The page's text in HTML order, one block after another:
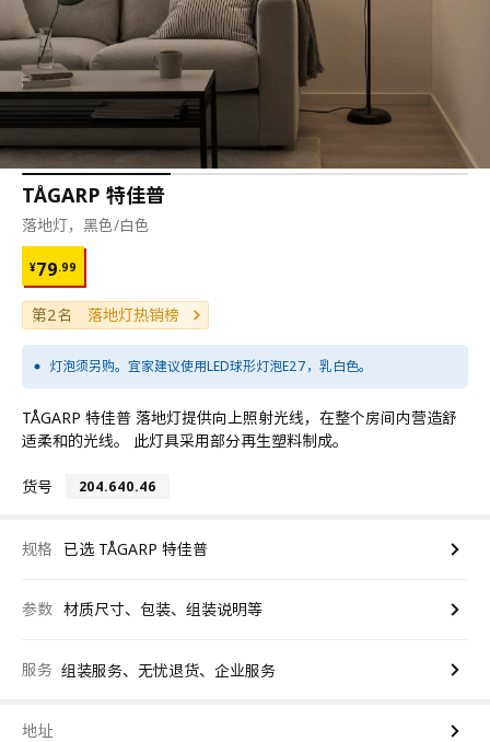
TÅGARP 特佳普
落地灯，黑色/白色
¥79.99
¥ 79.99
第2名 落地灯热销榜
灯泡须另购。宜家建议使用LED球形灯泡E27，乳白色。
TÅGARP 特佳普 落地灯提供向上照射光线，在整个房间内营造舒
适柔和的光线。 此灯具采用部分再生塑料制成。
货号 204.640.46
规格 已选 TÅGARP 特佳普
参数 材质尺寸、包装、组装说明等
服务 组装服务、无忧退货、企业服务
地址